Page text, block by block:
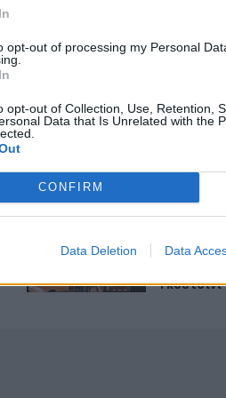
opt-out of processing my Personal
opt-out of Collection, Use, Retention,
Data that Is Unrelated with the
CONFIRM
Data Deletion Data
του Δούναβη για να
εκτροπή των υδάτων του
Μόναχο: Ισόβια σε 25χρονο
Μόναχο:
Αφγανό
στην Ουκρανία Πέθανε
Πέθανε ο
Γκουτσίνι